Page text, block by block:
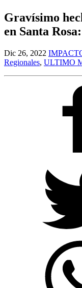
Gravísimo
en Santa
Dic 26, 2022
Regionales, ULTIMO